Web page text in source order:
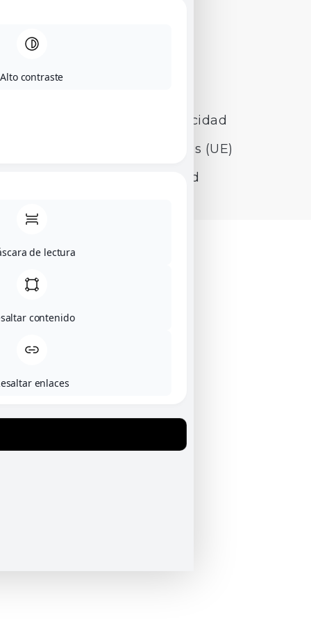
Política de privacidad
Política de cookies (UE)
Accesibilidad
Alto contraste
de lectura
contenido
enlaces